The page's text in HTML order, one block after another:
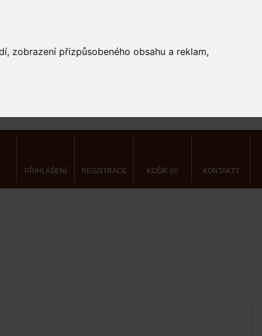
zobrazení přizpůsobeného obsahu a reklam,
PŘIHLÁŠENÍ REGISTRACE KOŠÍK (0) KONTAKTY